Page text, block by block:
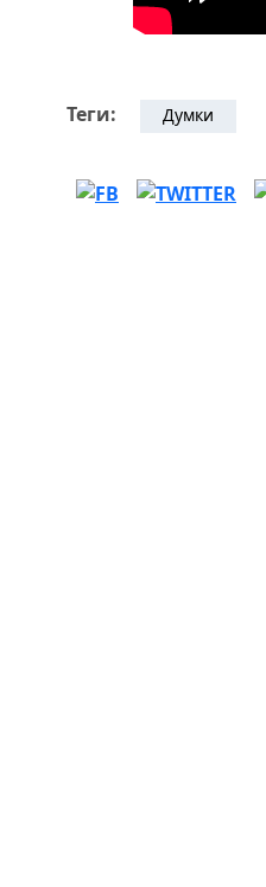
Теги: Думки